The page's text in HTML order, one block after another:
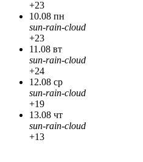
+23
10.08 пн
sun-rain-cloud
+23
11.08 вт
sun-rain-cloud
+24
12.08 ср
sun-rain-cloud
+19
13.08 чт
sun-rain-cloud
+13